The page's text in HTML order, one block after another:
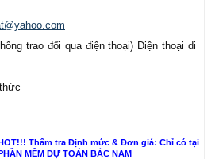
trao đổi qua điện thoại) Điện thoại di
Thẩm tra Định mức & Đơn giá: Chỉ có tại
MỀM DỰ TOÁN BẮC NAM